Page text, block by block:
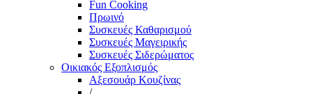
Fun Cooking
Πρωινό
Συσκευές Καθαρισμού
Συσκευές Μαγειρικής
Συσκευές Σιδερώματος
Οικιακός Εξοπλισμός
Αξεσουάρ Κουζίνας